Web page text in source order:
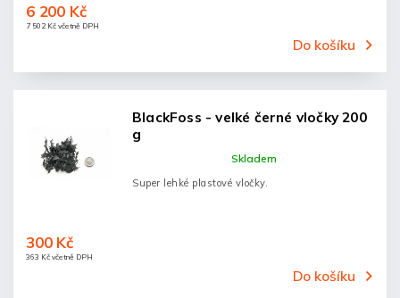
7 502 Kč včetně DPH
6 200 Kč
Do košíku
BlackFoss - velké černé vločky 200
g
Skladem
363 Kč včetně DPH
300 Kč
Do košíku
Super lehké plastové vločky.